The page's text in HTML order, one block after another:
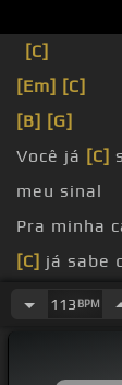
[C]
[Em] [C]
[B] [G]
Você já [C]
meu sinal
Pra minha
[C] já sabe
Passa[G]
113 BPM